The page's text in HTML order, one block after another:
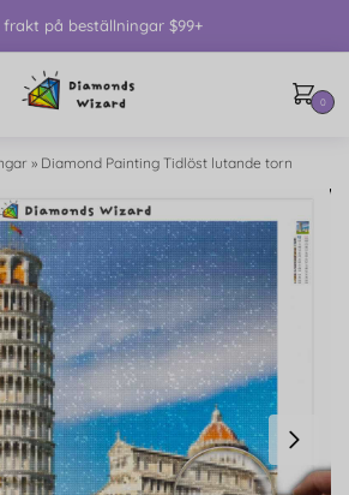
frakt på beställningar $99+
0
» Diamond Painting Tidlöst lutande torn